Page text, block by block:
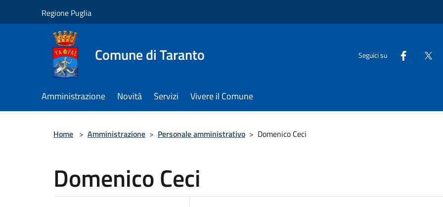
Regione Puglia
Comune di Taranto Seguici su
Amministrazione Novità Servizi Vivere il Comune
Home > Amministrazione > Personale amministrativo > Domenico Ceci
Domenico Ceci